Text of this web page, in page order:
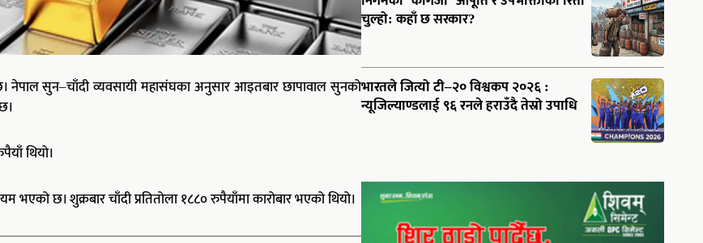
नेपाल सुन–चाँदी व्यवसायी महासंघका अनुसार आइतबार छापावाल सुनको
थियो।
छ। शुक्रबार चाँदी प्रतितोला १८८० रुपैयाँमा कारोबार भएको थियो।
चुल्हो: कहाँ छ सरकार?
भारतले जित्यो टी–२० विश्वकप २०२६ :
न्यूजिल्याण्डलाई ९६ रनले हराउँदै तेस्रो उपाधि